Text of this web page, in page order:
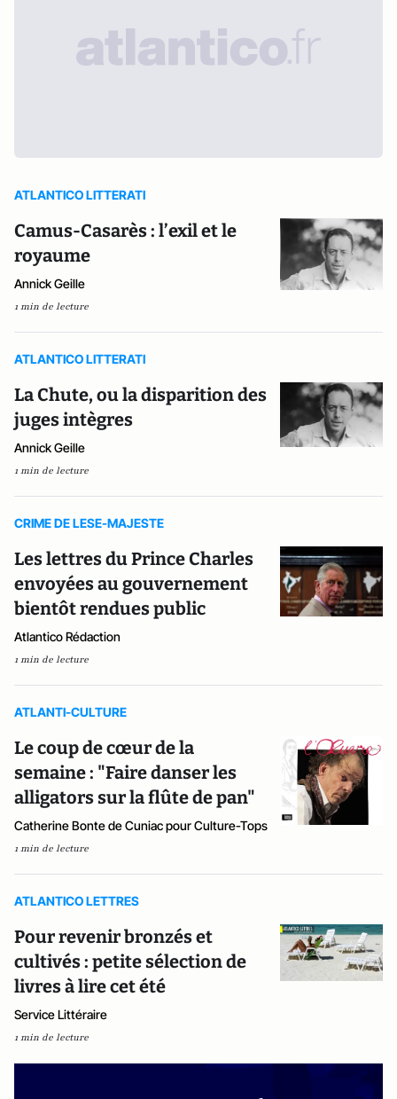
ATLANTICO LITTERATI
Camus-Casarès : l’exil et le
royaume
Annick Geille
1 min de lecture
ATLANTICO LITTERATI
La Chute, ou la disparition des
juges intègres
Annick Geille
1 min de lecture
CRIME DE LESE-MAJESTE
Les lettres du Prince Charles
envoyées au gouvernement
bientôt rendues public
Atlantico Rédaction
1 min de lecture
ATLANTI-CULTURE
Le coup de cœur de la
semaine : "Faire danser les
alligators sur la flûte de pan"
Catherine Bonte de Cuniac pour Culture-Tops
1 min de lecture
ATLANTICO LETTRES
Pour revenir bronzés et
cultivés : petite sélection de
livres à lire cet été
Service Littéraire
1 min de lecture